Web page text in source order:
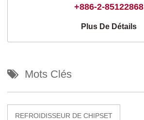
+886-2-85122868
Plus De Détails
Mots Clés
REFROIDISSEUR DE CHIPSET